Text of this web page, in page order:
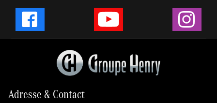
Facebook YouTube
Adresse & Contact